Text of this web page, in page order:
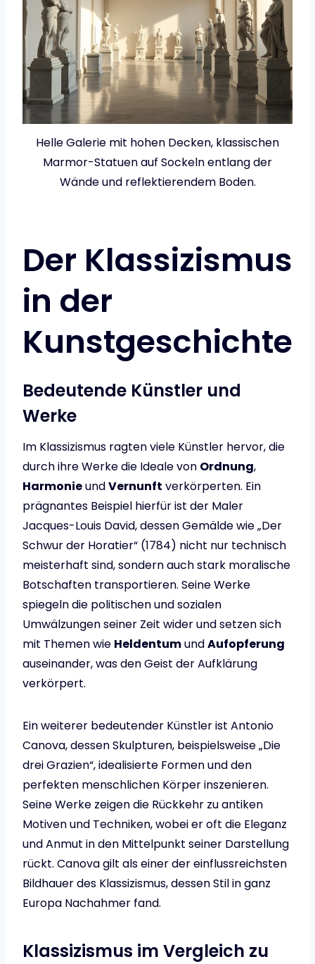
Helle Galerie mit hohen Decken, klassischen
Marmor-Statuen auf Sockeln entlang der
Wände und reflektierendem Boden.
Der Klassizismus
in der
Kunstgeschichte
Bedeutende Künstler und
Werke
Im Klassizismus ragten viele Künstler hervor, die
durch ihre Werke die Ideale von Ordnung,
HarmonieundVernunft verkörperten. Ein
prägnantes Beispiel hierfür ist der Maler
Jacques-Louis David, dessen Gemälde wie „Der
Schwur der Horatier“ (1784) nicht nur technisch
meisterhaft sind, sondern auch stark moralische
Botschaften transportieren. Seine Werke
spiegeln die politischen und sozialen
Umwälzungen seiner Zeit wider und setzen sich
mit Themen wie HeldentumundAufopferung
auseinander, was den Geist der Aufklärung
verkörpert.
Ein weiterer bedeutender Künstler ist Antonio
Canova, dessen Skulpturen, beispielsweise „Die
drei Grazien“, idealisierte Formen und den
perfekten menschlichen Körper inszenieren.
Seine Werke zeigen die Rückkehr zu antiken
Motiven und Techniken, wobei er oft die Eleganz
und Anmut in den Mittelpunkt seiner Darstellung
rückt. Canova gilt als einer der einflussreichsten
Bildhauer des Klassizismus, dessen Stil in ganz
Europa Nachahmer fand.
Klassizismus im Vergleich zu